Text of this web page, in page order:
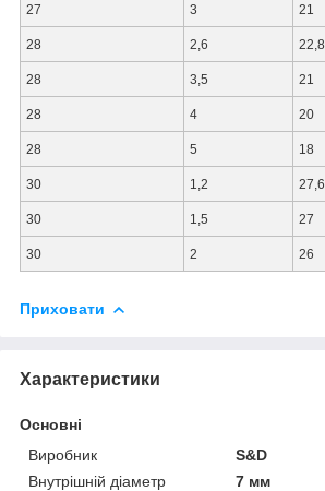
27 3 21
28 2,6 22,8
28 3,5 21
28 4 20
28 5 18
30 1,2 27,6
30 1,5 27
30 2 26
Приховати
Характеристики
Основні
Виробник
S&D
Внутрішній діаметр
7 мм